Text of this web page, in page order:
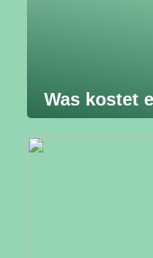
Was kostet